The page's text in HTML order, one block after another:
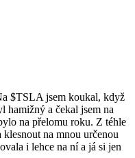
$TSLA jsem koukal, když
hamižný a čekal jsem na
na přelomu roku. Z téhle
na mnou určenou
i lehce na ní a já si jen